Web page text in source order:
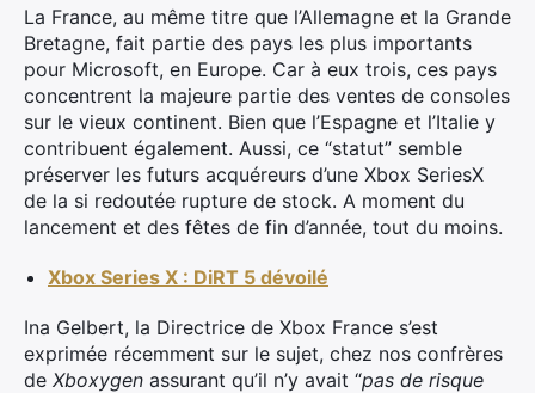
La France, au même titre que l’Allemagne et la Grande
Bretagne, fait partie des pays les plus importants
pour Microsoft, en Europe. Car à eux trois, ces pays
concentrent la majeure partie des ventes de consoles
sur le vieux continent. Bien que l’Espagne et l’Italie y
contribuent également. Aussi, ce “statut” semble
préserver les futurs acquéreurs d’une Xbox SeriesX
de la si redoutée rupture de stock. A moment du
lancement et des fêtes de fin d’année, tout du moins.
Xbox Series X : DiRT 5 dévoilé
Ina Gelbert, la Directrice de Xbox France s’est
exprimée récemment sur le sujet, chez nos confrères
de Xboxygen assurant qu’il n’y avait “pas de risque